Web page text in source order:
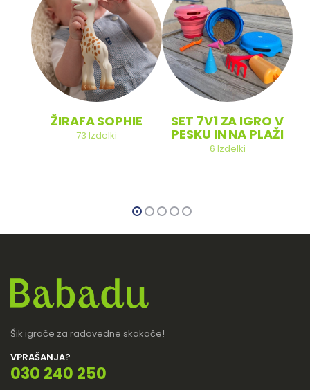
ŽIRAFA SOPHIE
73 Izdelki
SET 7V1 ZA IGRO V
PESKU IN NA PLAŽI
6 Izdelki
Šik igrače za radovedne skakače!
VPRAŠANJA?
030 240 250